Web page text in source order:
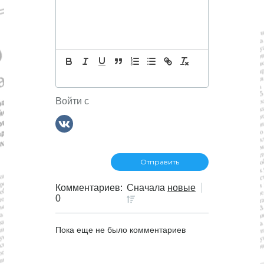
я
о
з
п
и
с
Войти с
Комментариев:
0
Сначала новые
Пока еще не было комментариев